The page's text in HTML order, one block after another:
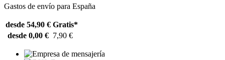
Gastos de envío para España
desde 54,90 € Gratis*
desde 0,00 € 7,90 €